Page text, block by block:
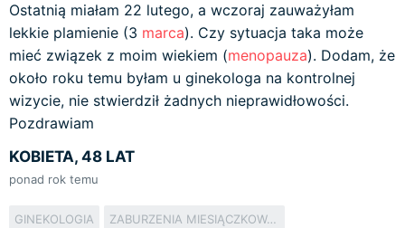
Ostatnią miałam 22 lutego, a wczoraj zauważyłam
lekkie plamienie (3 marca). Czy sytuacja taka może
mieć związek z moim wiekiem (menopauza). Dodam, że
około roku temu byłam u ginekologa na kontrolnej
wizycie, nie stwierdził żadnych nieprawidłowości.
Pozdrawiam
KOBIETA, 48 LAT
ponad rok temu
GINEKOLOGIA ZABURZENIA MIESIĄCZKOWANIA